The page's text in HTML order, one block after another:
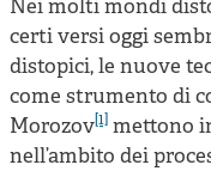
Nei molti mondi
certi versi oggi
distopici, le nuove
come strumento di
Morozov[1] mettono
nell’ambito dei